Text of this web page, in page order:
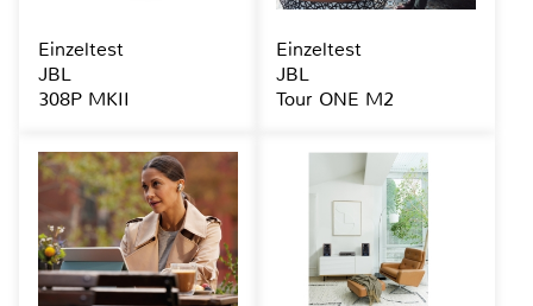
Einzeltest
JBL
308P MKII
Einzeltest
JBL
Tour ONE M2